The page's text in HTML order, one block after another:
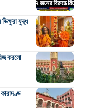
ভিক্ষুরা যুদ্ধ
করলো